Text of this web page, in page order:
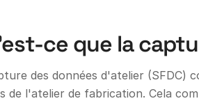
ce que la
des données d'atelier (SFDC)
de l'atelier de fabrication. Cela